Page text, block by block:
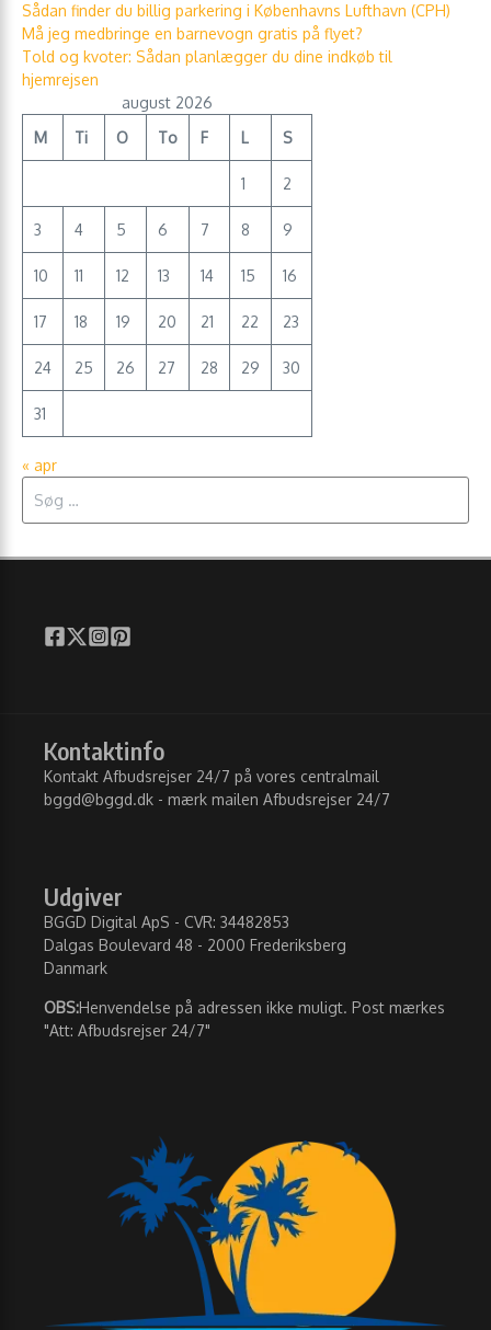
Sådan finder du billig parkering i Københavns Lufthavn (CPH)
Må jeg medbringe en barnevogn gratis på flyet?
Told og kvoter: Sådan planlægger du dine indkøb til
hjemrejsen
august 2026
M
Ti O To F L S
1 2
3 4 5 6 7 8 9
10 11 12 13 14 15 16
17 18 19 20 21 22 23
24 25 26 27 28 29 30
31
« apr
Kontaktinfo
Kontakt Afbudsrejser 24/7 på vores centralmail
bggd@bggd.dk - mærk mailen Afbudsrejser 24/7
Udgiver
BGGD Digital ApS - CVR: 34482853
Dalgas Boulevard 48 - 2000 Frederiksberg
Danmark
OBS:Henvendelse på adressen ikke muligt. Post mærkes
"Att: Afbudsrejser 24/7"